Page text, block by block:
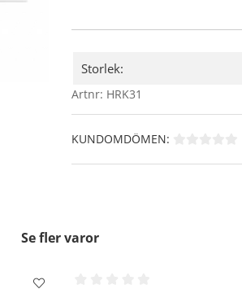
Storlek:
Artnr: HRK31
KUNDOMDÖMEN:
Se fler varor